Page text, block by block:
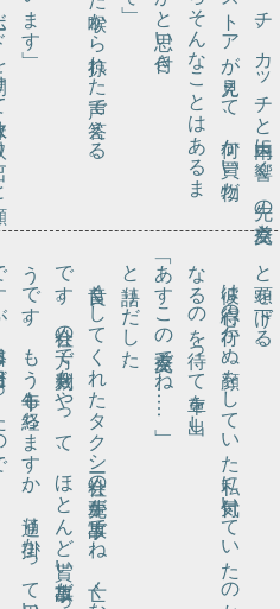
と頭を下げる。
彼は得心
の行
か
ぬ顔
を
し
て
い
た私
に気付
い
て
い
た
の
か
、信号
の青
に
なる
の
を待
っ
て車
を出
し
、
「あすこの交差点でね……」
と語りだした、
昔良く
し
て
く
れ
た
タ
ク
シー会社
の先輩
が事故
で
ね
、亡
く
な
っ
た
ん
です
。会社
の方
で裁判
を
や
っ
て
、
ほ
と
ん
ど貰
い事故
だ
っ
た
そ
うで
す
。
も
う十年
も経
ち
ま
す
か
、通
り掛
か
っ
て思
い出
し
た
ん
です
が
、今日
は月命日
だ
っ
た
の
で